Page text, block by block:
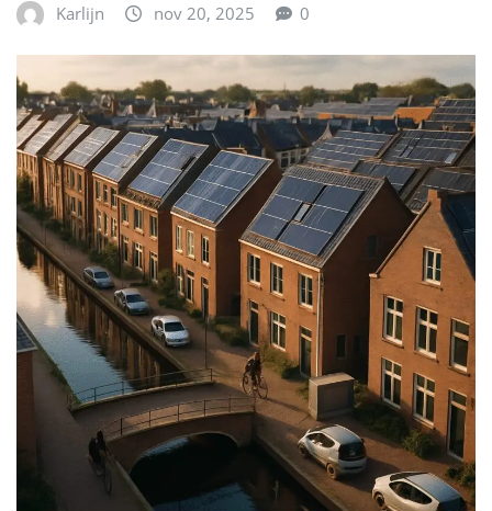
Karlijn nov 20, 2025 0